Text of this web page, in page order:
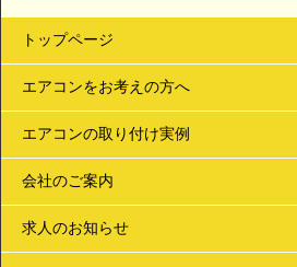
トップページ
エアコンをお考えの方へ
エアコンの取り付け実例
会社のご案内
求人のお知らせ